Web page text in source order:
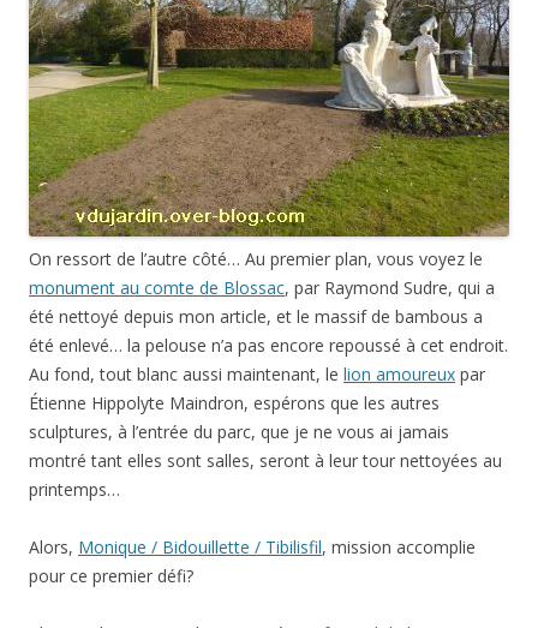
On ressort de l’autre côté… Au premier plan, vous voyez le
monument au comte de Blossac, par Raymond Sudre, qui a
été nettoyé depuis mon article, et le massif de bambous a
été enlevé… la pelouse n’a pas encore repoussé à cet endroit.
Au fond, tout blanc aussi maintenant, le lion amoureux par
Étienne Hippolyte Maindron, espérons que les autres
sculptures, à l’entrée du parc, que je ne vous ai jamais
montré tant elles sont salles, seront à leur tour nettoyées au
printemps…
Alors, Monique / Bidouillette / Tibilisfil, mission accomplie
pour ce premier défi?